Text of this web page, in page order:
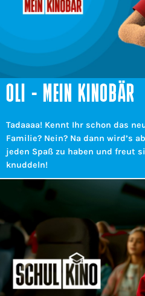
OLI - MEIN KINOBÄR
Tadaaaa! Kennt Ihr schon das
Familie? Nein? Na dann wird’s
jeden Spaß zu haben und freut
knuddeln!